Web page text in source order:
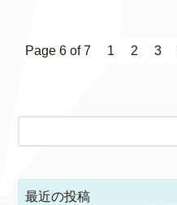
Page 6 of 7 1 2 3
最近の投稿